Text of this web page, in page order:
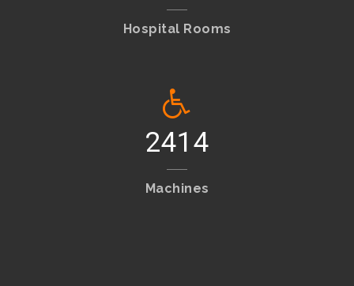
Hospital Rooms
2541
Machines